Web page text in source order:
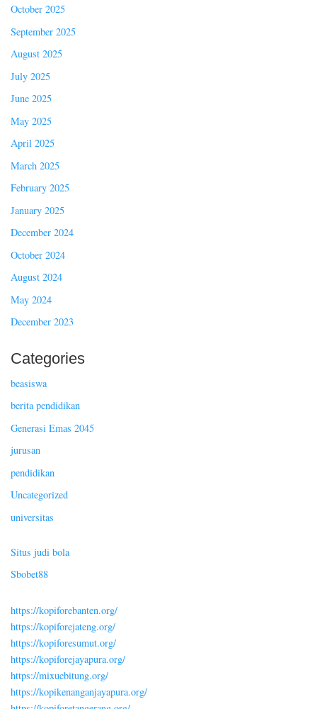
October 2025
September 2025
August 2025
July 2025
June 2025
May 2025
April 2025
March 2025
February 2025
January 2025
December 2024
October 2024
August 2024
May 2024
December 2023
Categories
beasiswa
berita pendidikan
Generasi Emas 2045
jurusan
pendidikan
Uncategorized
universitas
Situs judi bola
Sbobet88
https://kopiforebanten.org/
https://kopiforejateng.org/
https://kopiforesumut.org/
https://kopiforejayapura.org/
https://mixuebitung.org/
https://kopikenanganjayapura.org/